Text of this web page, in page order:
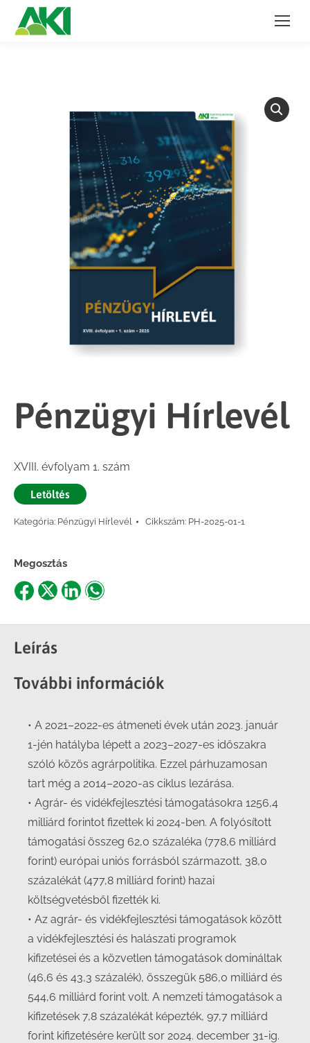
Pénzügyi Hírlevél
XVIII. évfolyam 1. szám
Letöltés
Kategória: Pénzügyi Hírlevél Cikkszám: PH-2025-01-1
Megosztás
Share
Facebook
Share
X
ShareShare
Leírás
További információk
• A 2021–2022-es átmeneti évek után 2023. január
1-jén hatályba lépett a 2023–2027-es időszakra
szóló közös agrárpolitika. Ezzel párhuzamosan
tart még a 2014–2020-as ciklus lezárása.
• Agrár- és vidékfejlesztési támogatásokra 1256,4
milliárd forintot fizettek ki 2024-ben. A folyósított
támogatási összeg 62,0 százaléka (778,6 milliárd
forint) európai uniós forrásból származott, 38,0
százalékát (477,8 milliárd forint) hazai
költségvetésből fizették ki.
• Az agrár- és vidékfejlesztési támogatások között
a vidékfejlesztési és halászati programok
kifizetései és a közvetlen támogatások domináltak
(46,6 és 43,3 százalék), összegük 586,0 milliárd és
544,6 milliárd forint volt. A nemzeti támogatások a
kifizetések 7,8 százalékát képezték, 97,7 milliárd
forint kifizetésére került sor 2024. december 31-ig.